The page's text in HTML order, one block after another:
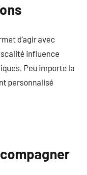
d’agir avec
influence
Peu importe la
personnalisé